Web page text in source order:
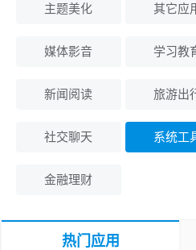
主题美化 其它应
媒体影音 学习教
新闻阅读 旅游出
社交聊天 系统工
金融理财
热门应用